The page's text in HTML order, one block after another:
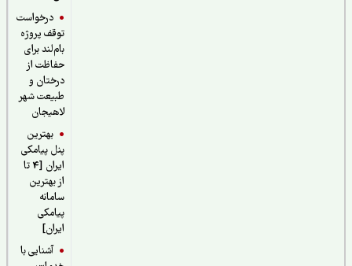
درخواست
توقف پروژه
بام‌لند برای
حفاظت از
درختان و
طبیعت شهر
لاهیجان
بهترین
پنل پیامکی
ایران [4 تا
از بهترین
سامانه
پیامکی
آشنایی با